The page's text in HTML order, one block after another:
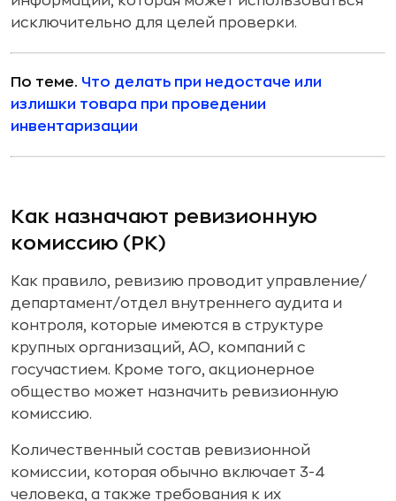
исключительно для целей проверки.
По теме. Что делать при недостаче или
излишки товара при проведении
инвентаризации
Как назначают ревизионную
комиссию (РК)
Как правило, ревизию проводит управление/
департамент/отдел внутреннего аудита и
контроля, которые имеются в структуре
крупных организаций, АО, компаний с
госучастием. Кроме того, акционерное
общество может назначить ревизионную
комиссию.
Количественный состав ревизионной
комиссии, которая обычно включает 3-4
человека, а также требования к их